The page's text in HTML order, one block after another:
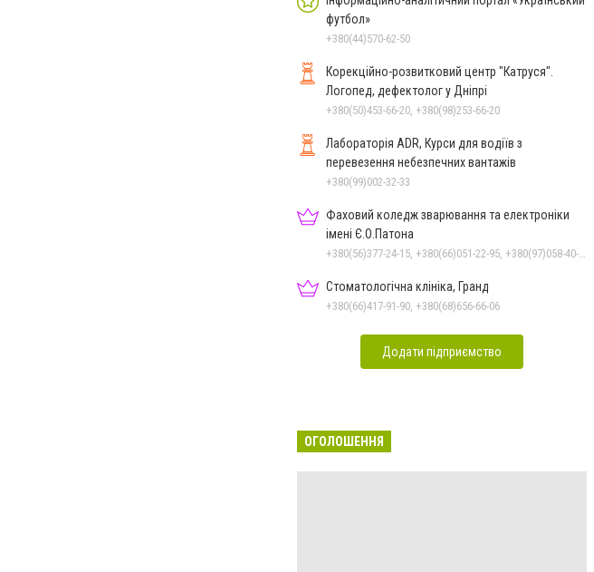
футбол»
+380(44)570-62-50
Корекційно-розвитковий центр "Катруся".
Логопед, дефектолог у Дніпрі
+380(50)453-66-20, +380(98)253-66-20
Лабораторія ADR, Курси для водіїв з
перевезення небезпечних вантажів
+380(99)002-32-33
Фаховий коледж зварювання та електроніки
імені Є.О.Патона
Стоматологічна клініка, Гранд
+380(66)417-91-90, +380(68)656-66-06
Додати підприємство
ОГОЛОШЕННЯ